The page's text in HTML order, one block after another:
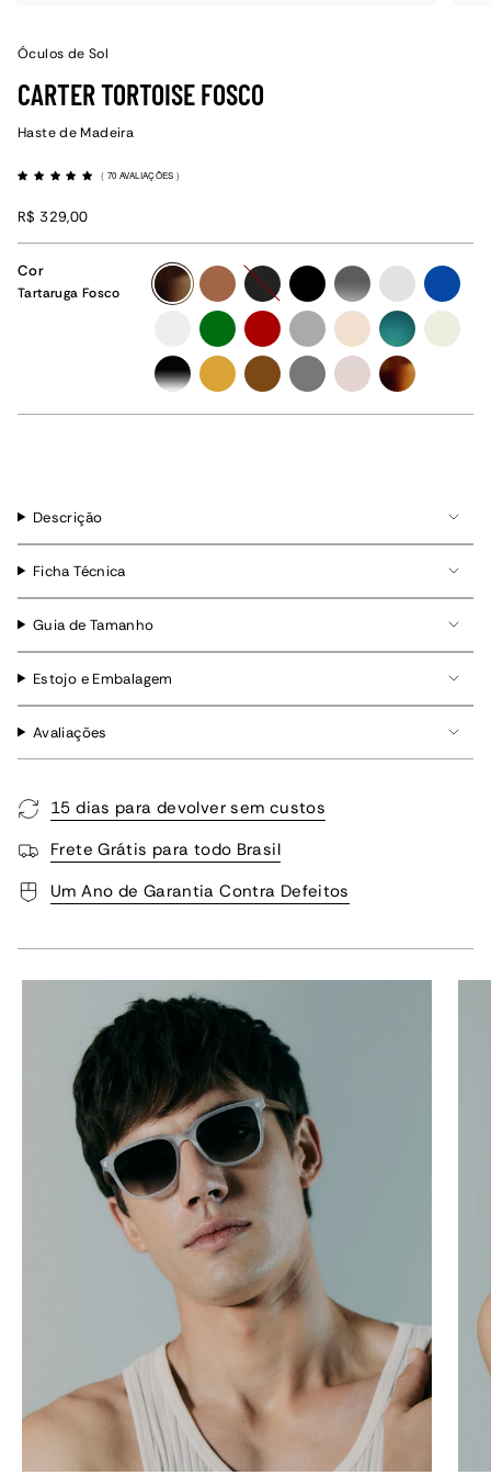
Óculos de Sol
CARTER TORTOISE FOSCO
Haste de Madeira
( 70 AVALIAÇÕES)
R$ 329,00
Cor
Tartaruga Fosco
tartaruga-
fosco
caramelo-
fosco
preto-
fosco
preto cinza-
degrade
cristal-
fosco
azul-
fosco
cristalverde-
fosco
vermelho-
fosco
grafitechampanhe
verde-
degrade
off-
white
preto-
degrade
amarelo-
fosco
marromgrafite-
fosco
rose tartaruga
Descrição
Ficha Técnica
Guia de Tamanho
Estojo e Embalagem
Avaliações
15 dias para devolver sem custos
Frete Grátis para todo Brasil
Um Ano de Garantia Contra Defeitos